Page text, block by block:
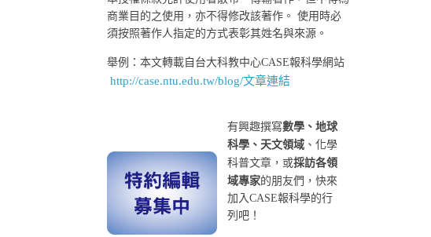
商業目的之使用，亦不得修改該著作。 使用時必
須按照著作人指定的方式表彰其姓名與來源。
舉例：本文轉載自台大科教中心CASE報科學網站
http://case.ntu.edu.tw/blog/文章連結
有興趣撰寫數學、地球
科學、天文領域 、化學
科普文章，或採訪各領
域專家的朋友們，快來
加入CASE報科學的行
列吧！